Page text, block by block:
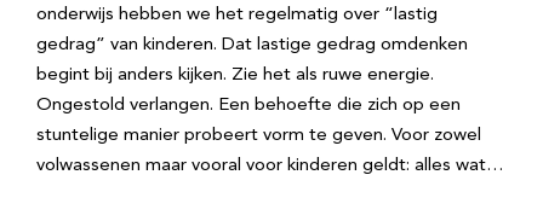
onderwijs hebben we het regelmatig over “lastig
gedrag” van kinderen. Dat lastige gedrag omdenken
begint bij anders kijken. Zie het als ruwe energie.
Ongestold verlangen. Een behoefte die zich op een
stuntelige manier probeert vorm te geven. Voor zowel
volwassenen maar vooral voor kinderen geldt: alles wat…